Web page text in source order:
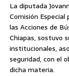
La diputada
Comisión
las Acciones de
Chiapas, sostuvo
institucionales,
seguridad, con el
dicha materia.